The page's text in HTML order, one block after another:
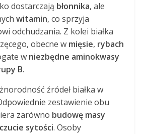
dostarczają błonnika, ale
witamin, co sprzyja
odchudzania. Z kolei białka
obecne w mięsie, rybach
w niezbędne aminokwasy
B.
źródeł białka w
zestawienie obu
zarówno budowę masy
sytości. Osoby